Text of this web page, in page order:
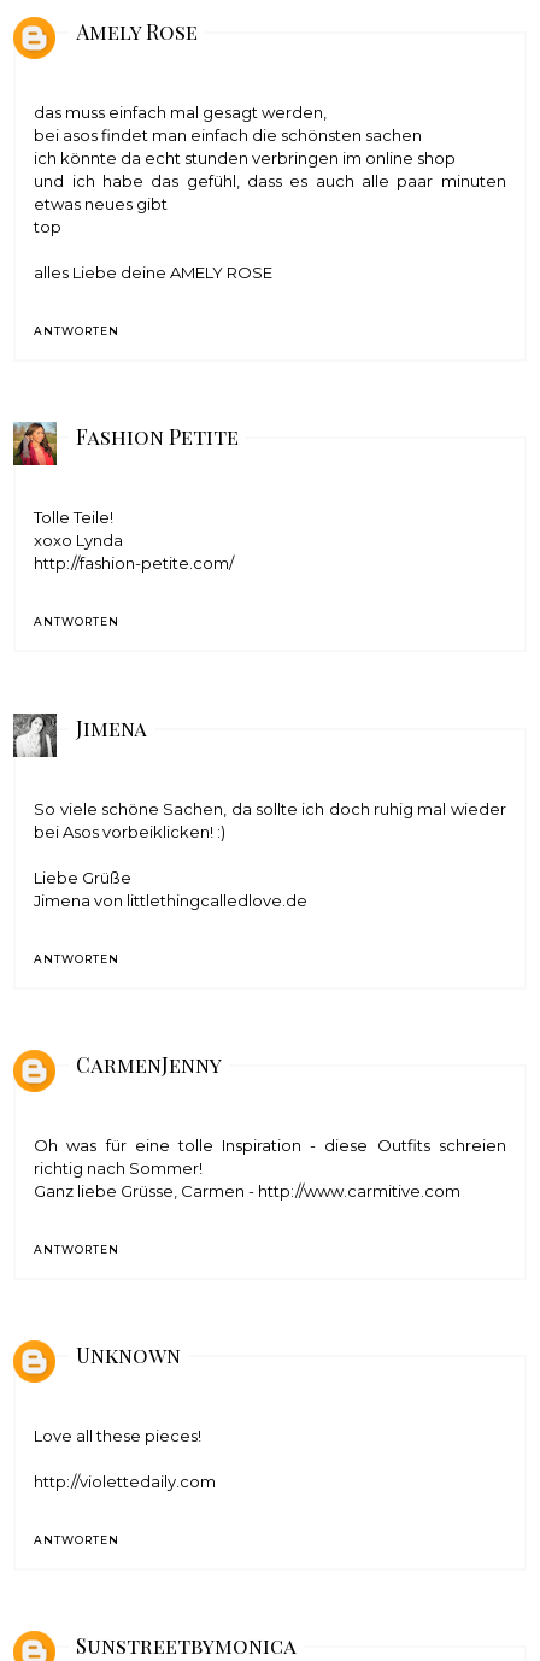
Amely Rose
das muss einfach mal gesagt werden,
bei asos findet man einfach die schönsten sachen
ich könnte da echt stunden verbringen im online shop
und ich habe das gefühl, dass es auch alle paar minuten
etwas neues gibt
top
alles Liebe deineAMELY ROSE
ANTWORTEN
Fashion Petite
Tolle Teile!
xoxo Lynda
http://fashion-petite.com/
ANTWORTEN
Jimena
So viele schöne Sachen, da sollte ich doch ruhig mal wieder
bei Asos vorbeiklicken! :)
Liebe Grüße
Jimena von littlethingcalledlove.de
ANTWORTEN
CarmenJenny
Oh was für eine tolle Inspiration - diese Outfits schreien
richtig nach Sommer!
Ganz liebe Grüsse, Carmen - http://www.carmitive.com
ANTWORTEN
Unknown
Love all these pieces!
http://violettedaily.com
ANTWORTEN
Sunstreetbymonica